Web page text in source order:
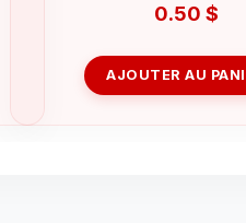
0.50 $
AJOUTER AU